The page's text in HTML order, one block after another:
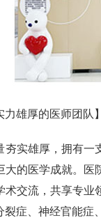
雄厚的医师团队
夯实雄厚，拥有
大的医学成就。
术交流，共享专
裂症、神经官能症